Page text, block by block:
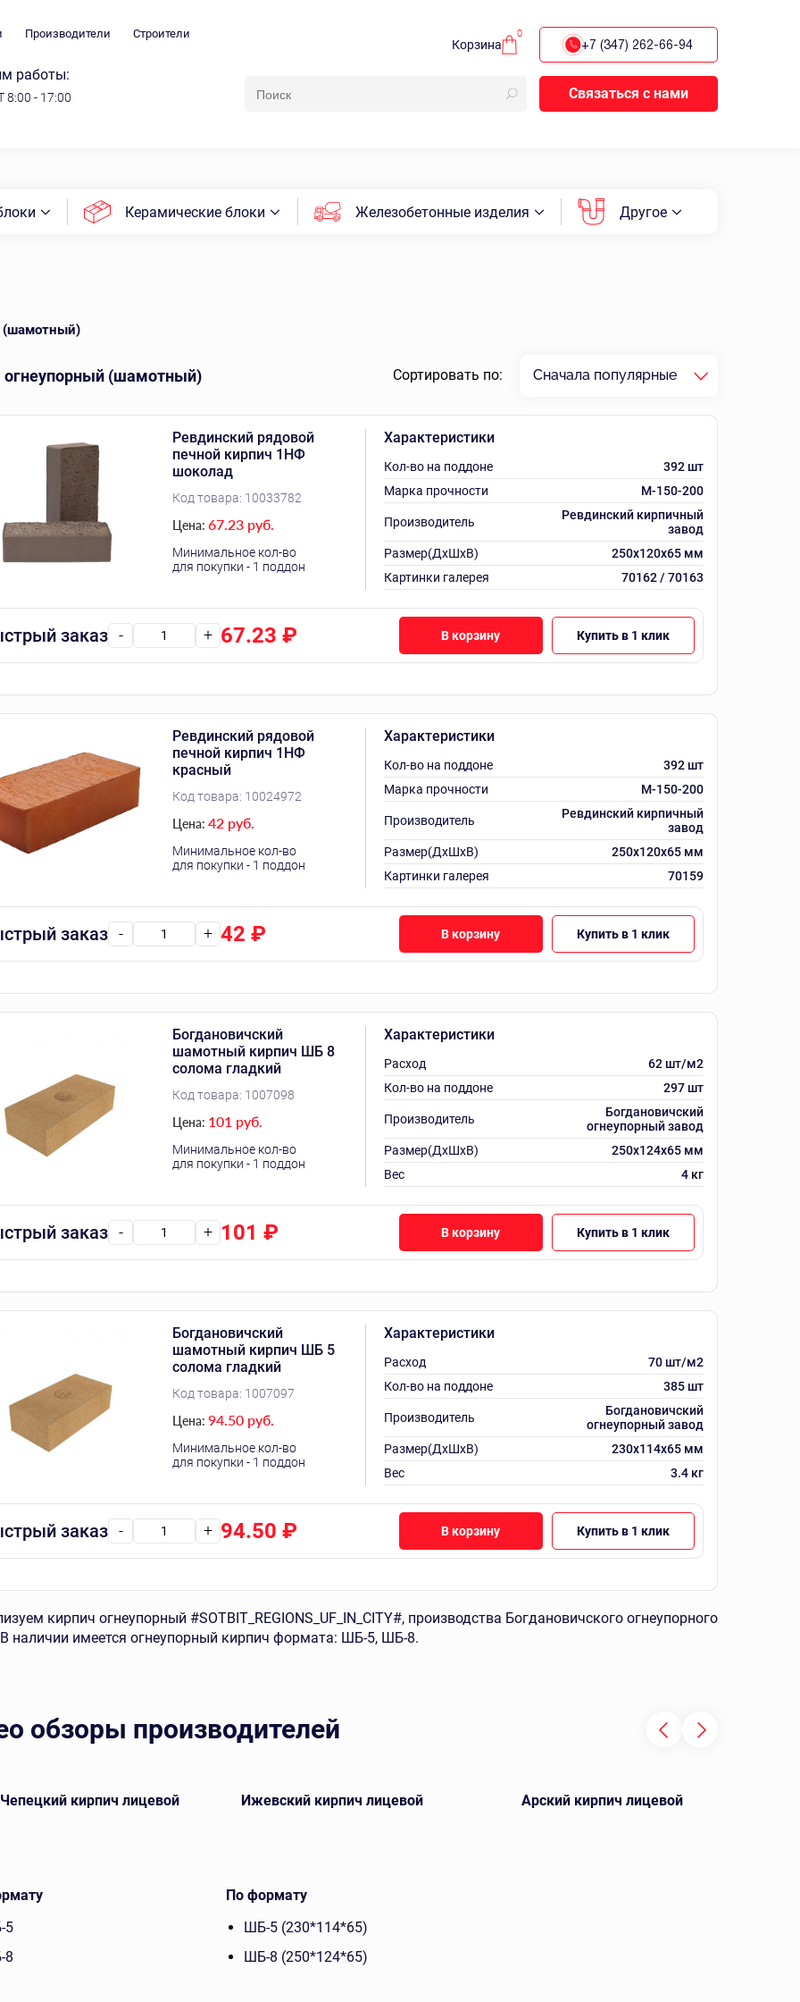
Производители
Строители
Корзина
0
+7 (347) 262-66-94
работы:
8:00 - 17:00 Связаться с нами
Керамические блоки Железобетонные изделия Другое
(шамотный)
огнеупорный (шамотный) Сортировать по: Сначала популярные
Ревдинский рядовой
печной кирпич 1НФ
шоколад
Код товара: 10033782
Цена: 67.23 руб.
Минимальное кол-во
для покупки - 1 поддон
Характеристики
Кол-во на поддоне
392 шт
Марка прочности
М-150-200
Производитель
Ревдинский кирпичный
завод
Размер(ДхШхВ)
250х120х65 мм
Картинки галерея
70162 / 70163
заказ - + 67.23 ₽ В корзину Купить в 1 клик
Ревдинский рядовой
печной кирпич 1НФ
красный
Код товара: 10024972
Цена: 42 руб.
Минимальное кол-во
для покупки - 1 поддон
Характеристики
Кол-во на поддоне
392 шт
Марка прочности
М-150-200
Производитель
Ревдинский кирпичный
завод
Размер(ДхШхВ)
250х120х65 мм
Картинки галерея
70159
заказ - + 42 ₽ В корзину Купить в 1 клик
Богдановичский
шамотный кирпич ШБ 8
солома гладкий
Код товара: 1007098
Цена: 101 руб.
Минимальное кол-во
для покупки - 1 поддон
Характеристики
Расход
62 шт/м2
Кол-во на поддоне
297 шт
Производитель
Богдановичский
огнеупорный завод
Размер(ДхШхВ)
250х124х65 мм
Вес
4 кг
заказ - + 101 ₽ В корзину Купить в 1 клик
Богдановичский
шамотный кирпич ШБ 5
солома гладкий
Код товара: 1007097
Цена: 94.50 руб.
Минимальное кол-во
для покупки - 1 поддон
Характеристики
Расход
70 шт/м2
Кол-во на поддоне
385 шт
Производитель
Богдановичский
огнеупорный завод
Размер(ДхШхВ)
230х114х65 мм
Вес
3.4 кг
заказ - + 94.50 ₽ В корзину Купить в 1 клик
кирпич огнеупорный #SOTBIT_REGIONS_UF_IN_CITY#, производства Богдановичского огнеупорного
наличии имеется огнеупорный кирпич формата: ШБ-5, ШБ-8.
обзоры производителей
кирпич лицевой Ижевский кирпич лицевой Арский кирпич лицевой
5
8
По формату
ШБ-5 (230*114*65)
ШБ-8 (250*124*65)